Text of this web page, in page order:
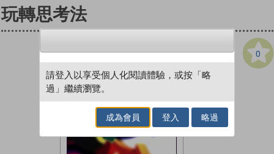
玩轉思考法
0
請登入以享受個人化閱讀體驗，或按「略
過」繼續瀏覽。
成為會員 登入 略過